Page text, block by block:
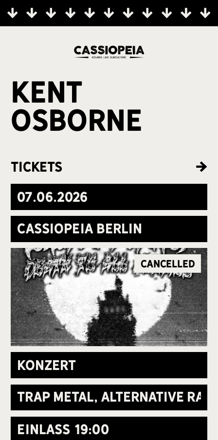
Kent
Osborne
Tickets
07.06.2026
Cassiopeia Berlin
Cancelled
Konzert
Trap Metal, Alternative Rap
Einlass 19:00